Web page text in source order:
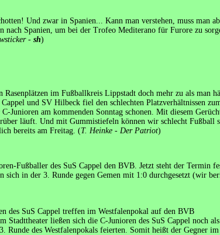
Und zwar in Spanien... Kann man verstehen, muss man
nach Spanien, um bei der Trofeo Mediterano für Furore zu
- sh)
Rasenplätzen im Fußballkreis Lippstadt doch mehr zu als man
und SV Hilbeck fiel den schlechten Platzverhältnissen
Junioren am kommenden Sonntag schonen. Mit diesem
läuft. Und mit Gummistiefeln können wir schlecht
bereits am Freitag. (T. Heinke - Der Patriot)
Fußballer des SuS Cappel den BVB. Jetzt steht der
in der 3. Runde gegen Gemen mit 1:0 durchgesetzt (wir
des SuS Cappel treffen im Westfalenpokal auf den BVB
Stadttheater ließen sich die C-Junioren des SuS Cappel noch
Runde des Westfalenpokals feierten. Somit heißt der Gegner